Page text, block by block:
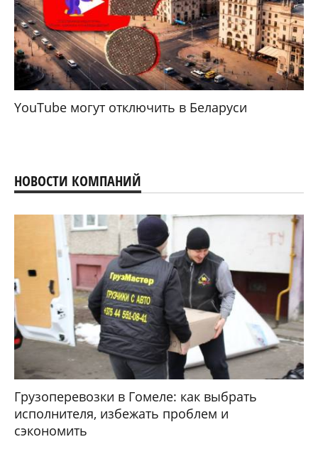
YouTube могут отключить в Беларуси
НОВОСТИ КОМПАНИЙ
Грузоперевозки в Гомеле: как выбрать
исполнителя, избежать проблем и
сэкономить